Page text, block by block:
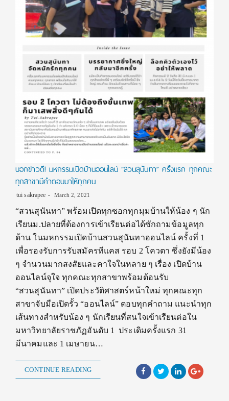
บอกข่าวดี! มหกรรมเปิดบ้านออนไลน์ “สวนสุนันทา” ครั้งแรก ทุกคณะ
ทุกสาขามีคำตอบมาให้ทุกคน
tui sakrapee March 2, 2021
“สวนสุนันทา” พร้อมเปิดทุกซอกทุกมุมบ้านให้น้อง ๆ นัก
เรียนม.ปลายที่ต้องการเข้าเรียนต่อได้ซักถามข้อมูลทุก
ด้าน ในมหกรรมเปิดบ้านสวนสุนันทาออนไลน์ ครั้งที่ 1
เพื่อรองรับการรับสมัครทีแคส รอบ 2 โควตา ซึ่งยังมีน้อง
ๆ จำนวนมากสงสัยและคาใจในหลาย ๆ เรื่อง เปิดบ้าน
ออนไลน์จุใจ ทุกคณะทุกสาขาพร้อมต้อนรับ
“สวนสุนันทา” เปิดประวัติศาสตร์หน้าใหม่ ทุกคณะทุก
สาขาจับมือเปิดรั้ว “ออนไลน์” ตอบทุกคำถาม แนะนำทุก
เส้นทางสำหรับน้อง ๆ นักเรียนที่สนใจเข้าเรียนต่อใน
มหาวิทยาลัยราชภัฏอันดับ 1 ประเดิมครั้งแรก 31
มีนาคมและ 1 เมษายน…
CONTINUE READING